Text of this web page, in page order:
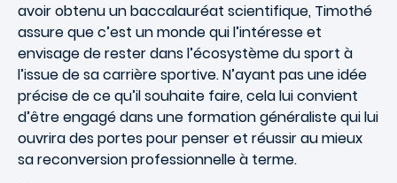
avoir obtenu un baccalauréat scientifique, Timothé
assure que c’est un monde qui l’intéresse et
envisage de rester dans l’écosystème du sport à
l’issue de sa carrière sportive. N’ayant pas une idée
précise de ce qu’il souhaite faire, cela lui convient
d’être engagé dans une formation généraliste qui lui
ouvrira des portes pour penser et réussir au mieux
sa reconversion professionnelle à terme.